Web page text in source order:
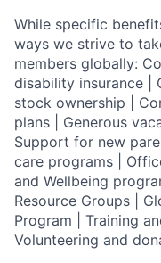
While specific
ways we strive to
members globally:
disability insurance |
stock ownership |
plans | Generous
Support for new
care programs |
and Wellbeing
Resource Groups |
Program | Training
Volunteering and